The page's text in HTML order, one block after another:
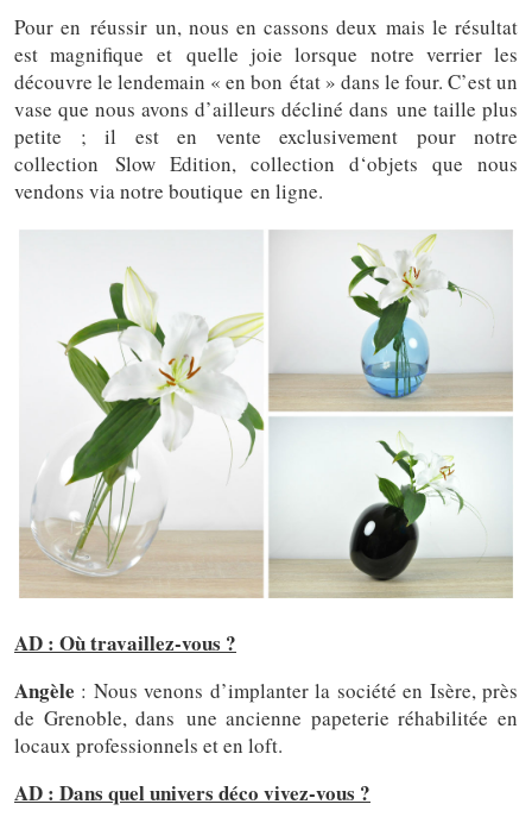
Pour en réussir un, nous en cassons deux mais le résultat
est magnifique et quelle joie lorsque notre verrier les
découvre le lendemain « en bon état » dans le four. C’est un
vase que nous avons d’ailleurs décliné dans une taille plus
petite ; il est en vente exclusivement pour notre
collection Slow Edition, collection d‘objets que nous
vendons via notre boutique en ligne.
AD : Où travaillez-vous ?
Angèle : Nous venons d’implanter la société en Isère, près
de Grenoble, dans une ancienne papeterie réhabilitée en
locaux professionnels et en loft.
AD : Dans quel univers déco vivez-vous ?